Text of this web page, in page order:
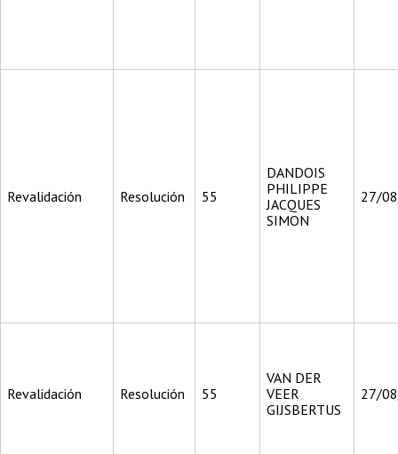
Revalidación Resolución 55
DANDOIS
PHILIPPE
JACQUES
SIMON
27/
Revalidación Resolución 55
VAN DER
VEER
GIJSBERTUS
27/